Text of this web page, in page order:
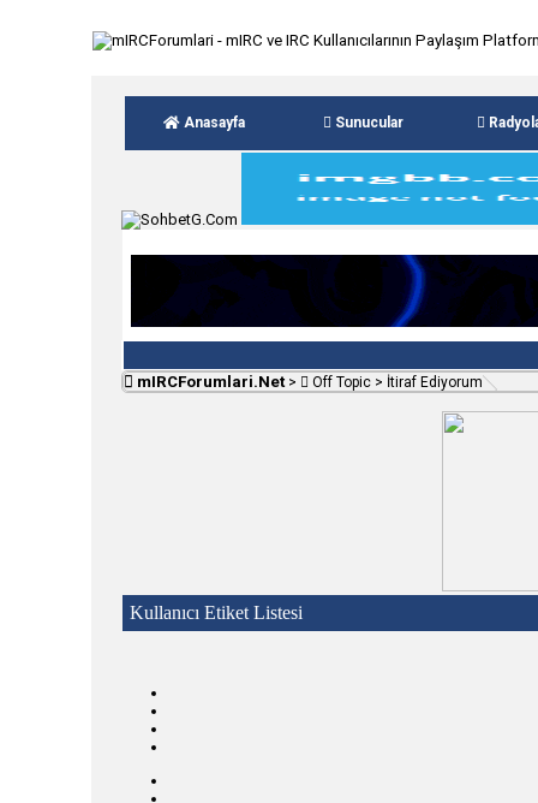
Anasayfa Sunucular
mIRCForumlari.Net > Off Topic > İtiraf Ediyorum
Kullanıcı Etiket Listesi